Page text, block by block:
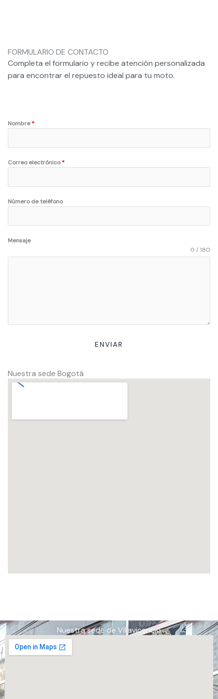
Nuestra sede Bogotá
FORMULARIO DE CONTACTO
Completa el formulario y recibe atención personalizada
para encontrar el repuesto ideal para tu moto.
Nombre*
Correo electrónico*
Número de teléfono
Mensaje
0 / 180
ENVIAR
Nuestra sede de Villavicencio